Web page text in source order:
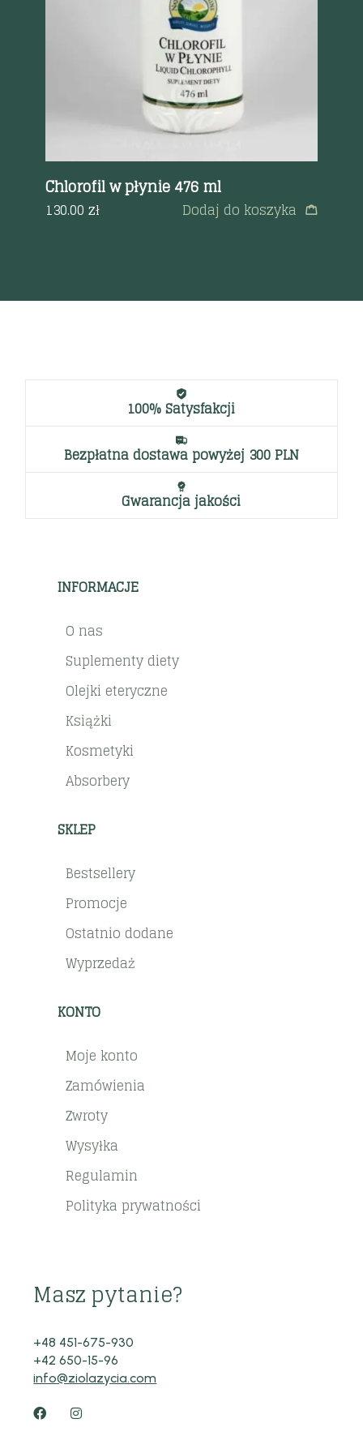
Chlorofil w płynie 476 ml
130.00zł Dodaj do koszyka
100% Satysfakcji
Bezpłatna dostawa powyżej 300 PLN
Gwarancja jakości
INFORMACJE
O nas
Suplementy diety
Olejki eteryczne
Książki
Kosmetyki
Absorbery
SKLEP
Bestsellery
Promocje
Ostatnio dodane
Wyprzedaż
KONTO
Moje konto
Zamówienia
Zwroty
Wysyłka
Regulamin
Polityka prywatności
Masz pytanie?
+48 451-675-930
+42 650-15-96
info@ziolazycia.com